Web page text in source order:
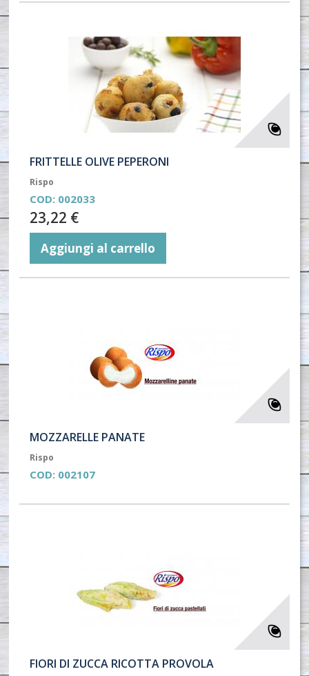
FRITTELLE OLIVE PEPERONI
Rispo
COD: 002033
23,22 €
Aggiungi al carrello
MOZZARELLE PANATE
Rispo
COD: 002107
FIORI DI ZUCCA RICOTTA PROVOLA